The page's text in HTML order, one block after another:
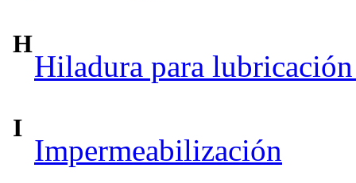
H
Hiladura para
I
Impermeabilización